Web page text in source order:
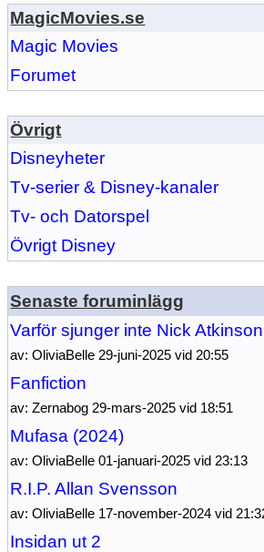
MagicMovies.se
Magic Movies
Forumet
Övrigt
Disneyheter
Tv-serier & Disney-kanaler
Tv- och Datorspel
Övrigt Disney
Senaste foruminlägg
Varför sjunger inte Nick
av: OliviaBelle 29-juni-2025 vid 20:55
Fanfiction
av: Zernabog 29-mars-2025 vid 18:51
Mufasa (2024)
av: OliviaBelle 01-januari-2025 vid 23:13
R.I.P. Allan Svensson
av: OliviaBelle 17-november-2024 vid
Insidan ut 2